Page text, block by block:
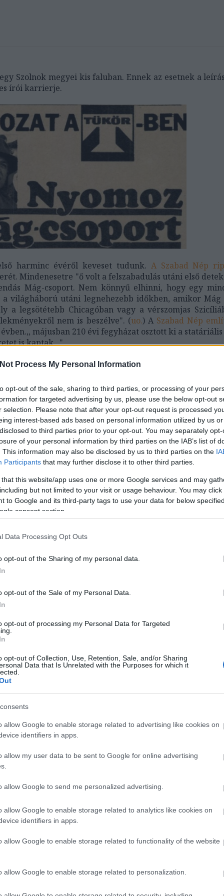
Process My Personal Information
opt-out of the sale, sharing to third parties, or processing of your
for targeted advertising by us, please use the below opt-out
selection. Please note that after your opt-out request is processed
interest-based ads based on personal information utilized by us
to third parties prior to your opt-out. You may separately
of your personal information by third parties on the IAB’s list of
This information may also be disclosed by us to third parties on the
Participants that may further disclose it to other third parties.
this website/app uses one or more Google services and may
but not limited to your visit or usage behaviour. You may
to Google and its third-party tags to use your data for below
consent section.
Data Processing Opt Outs
opt-out of the Sharing of my personal data.
opt-out of the Sale of my Personal Data.
opt-out of processing my Personal Data for Targeted
opt-out of Collection, Use, Retention, Sale, and/or Sharing
Data that Is Unrelated with the Purposes for which it
allow Google to enable storage related to advertising like cookies on
identifiers in apps.
allow my user data to be sent to Google for online advertising
allow Google to send me personalized advertising.
allow Google to enable storage related to analytics like cookies on
identifiers in apps.
allow Google to enable storage related to functionality of the website
allow Google to enable storage related to personalization.
Szolnok megyei kis faluban. Ennek az esetnek a
írói karrierje.
harminc évéről keveset tudunk. A Szabad Nép
Mindenesetre "ő volt a felszabadulás utáni első
Mág-csoport. Nem könnyű elhinni, hogy egy
világháború utáni legnehezebb időkben, amikor
a legsötétebb Chicagóban vagy a vérszomjas
nem is beszélve". (uo.) A Szabad Nép
májusban 210 évi fegyházat osztott ki a
is kaptak..."
bemutató sorozatunkat immár a tizenkettedik
derítette fel. Ő volt ebben az időszaknak az elsőszámú
kötelékében is tevékenykedett.
A Tükör 1968. március 19-énjelentette
az eltűnt vőlegényről szólt.